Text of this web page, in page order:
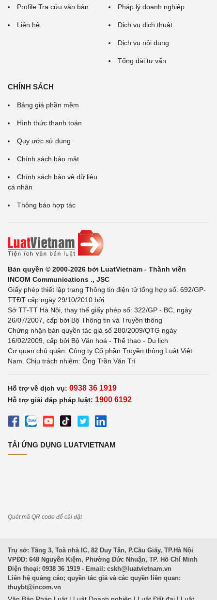
Profile Tra cứu văn bản
Liên hệ
Pháp lý doanh nghiệp
Dịch vụ dịch thuật
Dịch vụ nội dung
Tổng đài tư vấn
CHÍNH SÁCH
Bảng giá phần mềm
Hình thức thanh toán
Quy ước sử dụng
Chính sách bảo mật
Chính sách bảo vệ dữ liệu
cá nhân
Thông báo hợp tác
Bản quyền © 2000-2026 bởi LuatVietnam - Thành viên
INCOM Communications ., JSC
Giấy phép thiết lập trang Thông tin điện tử tổng hợp số: 692/GP-
TTĐT cấp ngày 29/10/2010 bởi
Sở TT-TT Hà Nội, thay thế giấy phép số: 322/GP - BC, ngày
26/07/2007, cấp bởi Bộ Thông tin và Truyền thông
Chứng nhận bản quyền tác giả số 280/2009/QTG ngày
16/02/2009, cấp bởi Bộ Văn hoá - Thể thao - Du lịch
Cơ quan chủ quản: Công ty Cổ phần Truyền thông Luật Việt
Nam. Chịu trách nhiệm: Ông Trần Văn Trí
Hỗ trợ về dịch vụ: 0938 36 1919
Hỗ trợ giải đáp pháp luật: 1900 6192
TẢI ỨNG DỤNG LUATVIETNAM
Quét mã QR code để cài đặt
Trụ sở: Tầng 3, Toà nhà IC, 82 Duy Tân, P.Cầu Giấy, TP.Hà Nội
VPĐD: 648 Nguyễn Kiệm, Phường Đức Nhuận, TP. Hồ Chí Minh
Điện thoại: 0938 36 1919 - Email: cskh@luatvietnam.vn
Liên hệ quảng cáo; quyền tác giả và các quyền liên quan:
thuybt@incom.vn